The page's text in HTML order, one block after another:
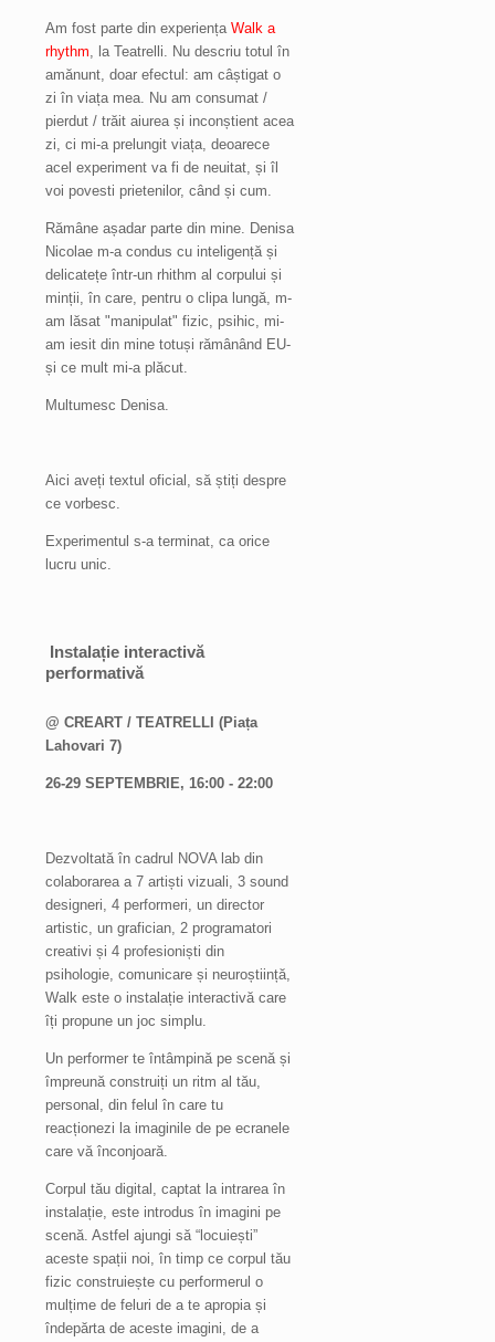
Am fost parte din experiența Walk a
rhythm , la Teatrelli. Nu descriu totul în
amănunt, doar efectul: am câștigat o
zi în viața mea. Nu am consumat /
pierdut / trăit aiurea și inconștient acea
zi, ci mi-a prelungit viața, deoarece
acel experiment va fi de neuitat, și îl
voi povesti prietenilor, când și cum.
Rămâne așadar parte din mine. Denisa
Nicolae m-a condus cu inteligență și
delicatețe într-un rhithm al corpului și
minții, în care, pentru o clipa lungă, m-
am lăsat "manipulat" fizic, psihic, mi-
am iesit din mine totuși rămânând EU-
și ce mult mi-a plăcut.
Multumesc Denisa.
Aici aveți textul oficial, să știți despre
ce vorbesc.
Experimentul s-a terminat, ca orice
lucru unic.
Instalație interactivă
performativă
@ CREART / TEATRELLI (Piața
Lahovari 7)
26-29 SEPTEMBRIE, 16:00 - 22:00
Dezvoltată în cadrul NOVA lab din
colaborarea a 7 artiști vizuali, 3 sound
designeri, 4 performeri, un director
artistic, un grafician, 2 programatori
creativi și 4 profesioniști din
psihologie, comunicare și neuroștiință,
Walk este o instalație interactivă care
îți propune un joc simplu.
Un performer te întâmpină pe scenă și
împreună construiți un ritm al tău,
personal, din felul în care tu
reacționezi la imaginile de pe ecranele
care vă înconjoară.
Corpul tău digital, captat la intrarea în
instalație, este introdus în imagini pe
scenă. Astfel ajungi să “locuiești”
aceste spații noi, în timp ce corpul tău
fizic construiește cu performerul o
mulțime de feluri de a te apropia și
îndepărta de aceste imagini, de a